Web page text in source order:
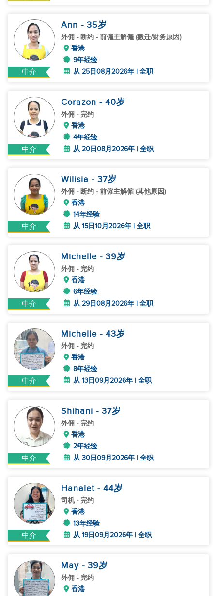
中介
Ann - 35岁
外佣 - 断约 - 前僱主解僱 (搬迁/财务原因)
香港
9年经验
从 25日08月2026年 | 全职
中介
Corazon - 40岁
外佣 - 完约
香港
4年经验
从 20日08月2026年 | 全职
中介
Wilisia - 37岁
外佣 - 断约 - 前僱主解僱 (其他原因)
香港
14年经验
从 15日10月2026年 | 全职
中介
Michelle - 39岁
外佣 - 完约
香港
6年经验
从 29日08月2026年 | 全职
中介
Michelle - 43岁
外佣 - 完约
香港
8年经验
从 13日09月2026年 | 全职
中介
Shihani - 37岁
外佣 - 完约
香港
2年经验
从 30日09月2026年 | 全职
中介
Hanalet - 44岁
司机- 完约
香港
13年经验
从 19日09月2026年 | 全职
May - 39岁
外佣 - 完约
香港